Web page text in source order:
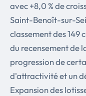
avec +8,0 % de
Saint-Benoît-sur-
classement des 149
du recensement de
progression de
d'attractivité et un
Expansion des